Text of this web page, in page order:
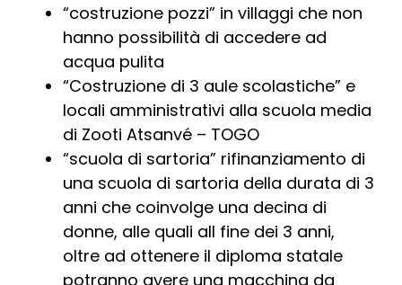
“costruzione pozzi” in villaggi che non
hanno possibilità di accedere ad
acqua pulita
“Costruzione di 3 aule scolastiche” e
locali amministrativi alla scuola media
di Zooti Atsanvé – TOGO
“scuola di sartoria” rifinanziamento di
una scuola di sartoria della durata di 3
anni che coinvolge una decina di
donne, alle quali all fine dei 3 anni,
oltre ad ottenere il diploma statale
potranno avere una macchina da